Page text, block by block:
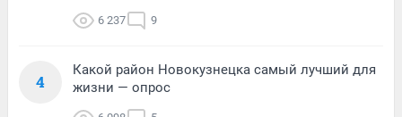
6 237 9
4
Какой район Новокузнецка самый лучший для
жизни — опрос